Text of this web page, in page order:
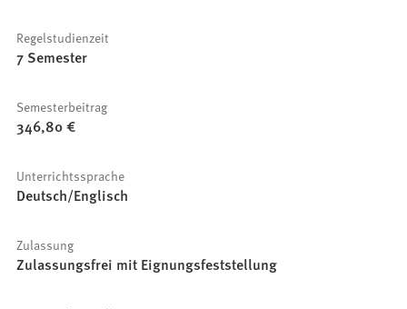
Regelstudienzeit
7 Semester
Semesterbeitrag
346,80 €
Unterrichtssprache
Deutsch/Englisch
Zulassung
Zulassungsfrei mit Eignungsfeststellung